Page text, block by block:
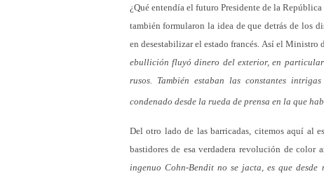
¿Qué entendía el futuro Presidente de la
también formularon la idea de que detrás de los
en desestabilizar el estado francés. Así el Ministro
ebullición fluyó dinero del exterior, en
rusos. También estaban las constantes
condenado desde la rueda de prensa en la que
Del otro lado de las barricadas, citemos aquí al
bastidores de esa verdadera revolución de
ingenuo Cohn-Bendit no se jacta, es que